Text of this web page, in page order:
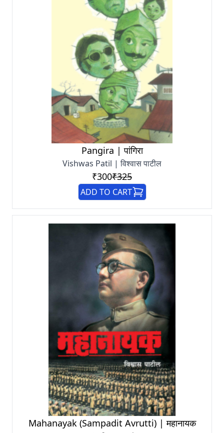
Pangira | पांगिरा
Vishwas Patil | विश्वास पाटील
₹300₹325
ADD TO CART
Mahanayak (Sampadit Avrutti) | महानायक